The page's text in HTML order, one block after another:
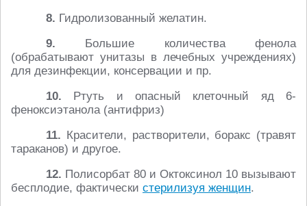
8. Гидролизованный желатин.
9. Большие количества фенола
(обрабатывают унитазы в лечебных учреждениях)
для дезинфекции, консервации и пр.
10. Ртуть и опасный клеточный яд 6-
феноксиэтанола (антифриз)
11. Красители, растворители, боракс (травят
тараканов) и другое.
12. Полисорбат 80 и Октоксинол 10 вызывают
бесплодие, фактически стерилизуя женщин.